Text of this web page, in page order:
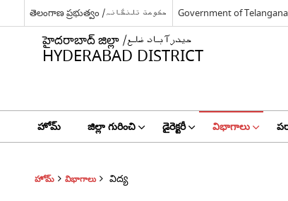
తెలంగాణ ప్రభుత్వం /حکومت تلنگانہ Government of Telangana
హైదరాబాద్ జిల్లా /حیدرآباد ضلع
HYDERABAD DISTRICT
హోమ్ జిల్లా గురించి డైరెక్టరీ విభాగాలు
హోమ్ విభాగాలు విద్య